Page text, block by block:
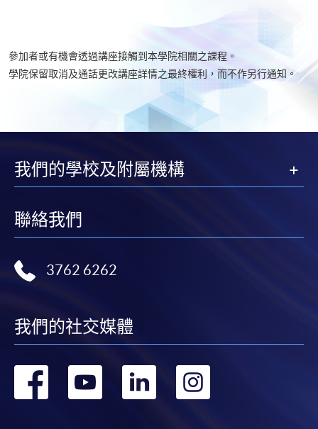
參加者或有機會透過講座接觸到本學院相關之課程。
學院保留取消及通話更改講座詳情之最終權利，而不作另行通知。
我們的學校及附屬機構
聯絡我們
3762 6262
我們的社交媒體
轉
轉
轉